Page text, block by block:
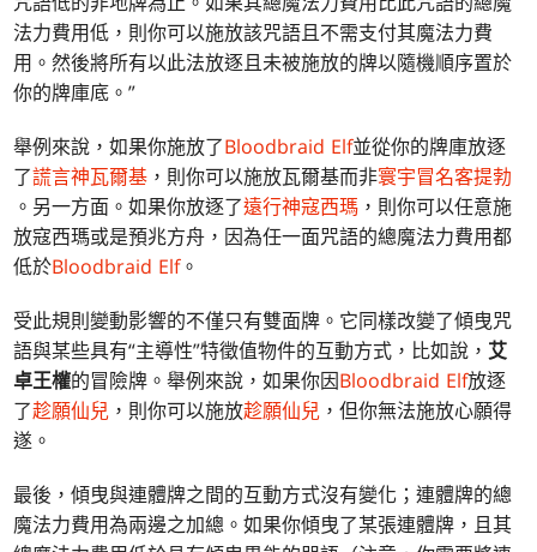
法力費用低，則你可以施放該咒語且不需支付其魔法力費
用。然後將所有以此法放逐且未被施放的牌以隨機順序置於
你的牌庫底。”
舉例來說，如果你施放了Bloodbraid Elf並從你的牌庫放逐
了謊言神瓦爾基 ，則你可以施放瓦爾基而非寰宇冒名客提勃
。另一方面。如果你放逐了遠行神寇西瑪 ，則你可以任意施
放寇西瑪或是預兆方舟，因為任一面咒語的總魔法力費用都
低於Bloodbraid Elf。
受此規則變動影響的不僅只有雙面牌。它同樣改變了傾曳咒
語與某些具有“主導性”特徵值物件的互動方式，比如說， 艾
卓王權的冒險牌。舉例來說，如果你因Bloodbraid Elf放逐
了趁願仙兒 ，則你可以施放趁願仙兒 ，但你無法施放心願得
遂。
最後，傾曳與連體牌之間的互動方式沒有變化；連體牌的總
魔法力費用為兩邊之加總。如果你傾曳了某張連體牌，且其